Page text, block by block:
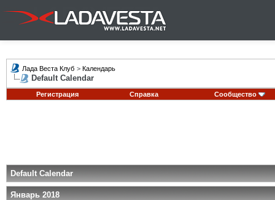
Лада Веста Клуб > Календарь
Default Calendar
Регистрация Справка Сообщество
Default Calendar
Январь 2018